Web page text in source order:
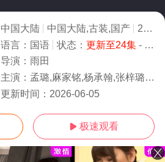
中国大陆 中国大陆,古装,国产
2026
语言： 国语 状态： 更新至24集- 免费在线观看
导演： 雨田
主演： 孟璐,麻家铭,杨承翰,张梓璐,邢赫楚
更新时间： 2026-06-05
 极速观看